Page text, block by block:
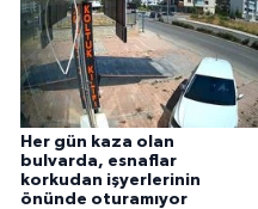
Her gün kaza olan
bulvarda, esnaflar
korkudan işyerlerinin
önünde oturamıyor